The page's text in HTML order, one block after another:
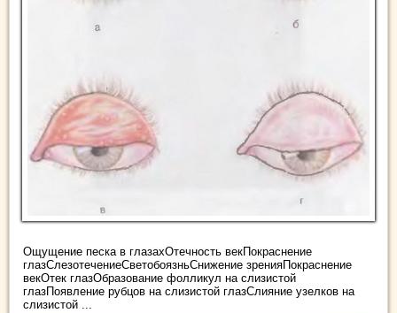
Ощущение песка в глазахОтечность векПокраснение
глазСлезотечениеСветобоязньСнижение зренияПокраснение
векОтек глазОбразование фолликул на слизистой
глазПоявление рубцов на слизистой глазСлияние узелков на
слизистой ...